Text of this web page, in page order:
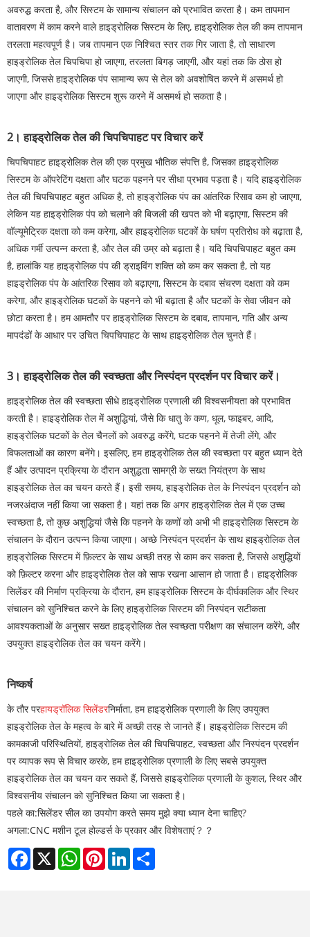
अवरुद्ध करता है, और सिस्टम के सामान्य संचालन को प्रभावित करता है। कम तापमान
वातावरण में काम करने वाले हाइड्रोलिक सिस्टम के लिए, हाइड्रोलिक तेल की कम तापमान
तरलता महत्वपूर्ण है। जब तापमान एक निश्चित स्तर तक गिर जाता है, तो साधारण
हाइड्रोलिक तेल चिपचिपा हो जाएगा, तरलता बिगड़ जाएगी, और यहां तक ​​कि ठोस हो
जाएगी, जिससे हाइड्रोलिक पंप सामान्य रूप से तेल को अवशोषित करने में असमर्थ हो
जाएगा और हाइड्रोलिक सिस्टम शुरू करने में असमर्थ हो सकता है।
2। हाइड्रोलिक तेल की चिपचिपाहट पर विचार करें
चिपचिपाहट हाइड्रोलिक तेल की एक प्रमुख भौतिक संपत्ति है, जिसका हाइड्रोलिक
सिस्टम के ऑपरेटिंग दक्षता और घटक पहनने पर सीधा प्रभाव पड़ता है। यदि हाइड्रोलिक
तेल की चिपचिपाहट बहुत अधिक है, तो हाइड्रोलिक पंप का आंतरिक रिसाव कम हो जाएगा,
लेकिन यह हाइड्रोलिक पंप को चलाने की बिजली की खपत को भी बढ़ाएगा, सिस्टम की
वॉल्यूमेट्रिक दक्षता को कम करेगा, और हाइड्रोलिक घटकों के घर्षण प्रतिरोध को बढ़ाता है,
अधिक गर्मी उत्पन्न करता है, और तेल की उम्र को बढ़ाता है। यदि चिपचिपाहट बहुत कम
है, हालांकि यह हाइड्रोलिक पंप की ड्राइविंग शक्ति को कम कर सकता है, तो यह
हाइड्रोलिक पंप के आंतरिक रिसाव को बढ़ाएगा, सिस्टम के दबाव संचरण दक्षता को कम
करेगा, और हाइड्रोलिक घटकों के पहनने को भी बढ़ाता है और घटकों के सेवा जीवन को
छोटा करता है। हम आमतौर पर हाइड्रोलिक सिस्टम के दबाव, तापमान, गति और अन्य
मापदंडों के आधार पर उचित चिपचिपाहट के साथ हाइड्रोलिक तेल चुनते हैं।
3। हाइड्रोलिक तेल की स्वच्छता और निस्पंदन प्रदर्शन पर विचार करें।
हाइड्रोलिक तेल की स्वच्छता सीधे हाइड्रोलिक प्रणाली की विश्वसनीयता को प्रभावित
करती है। हाइड्रोलिक तेल में अशुद्धियां, जैसे कि धातु के कण, धूल, फाइबर, आदि,
हाइड्रोलिक घटकों के तेल चैनलों को अवरुद्ध करेंगे, घटक पहनने में तेजी लेंगे, और
विफलताओं का कारण बनेंगे। इसलिए, हम हाइड्रोलिक तेल की स्वच्छता पर बहुत ध्यान देते
हैं और उत्पादन प्रक्रिया के दौरान अशुद्धता सामग्री के सख्त नियंत्रण के साथ
हाइड्रोलिक तेल का चयन करते हैं। इसी समय, हाइड्रोलिक तेल के निस्पंदन प्रदर्शन को
नजरअंदाज नहीं किया जा सकता है। यहां तक ​​कि अगर हाइड्रोलिक तेल में एक उच्च
स्वच्छता है, तो कुछ अशुद्धियां जैसे कि पहनने के कणों को अभी भी हाइड्रोलिक सिस्टम के
संचालन के दौरान उत्पन्न किया जाएगा। अच्छे निस्पंदन प्रदर्शन के साथ हाइड्रोलिक तेल
हाइड्रोलिक सिस्टम में फ़िल्टर के साथ अच्छी तरह से काम कर सकता है, जिससे अशुद्धियों
को फ़िल्टर करना और हाइड्रोलिक तेल को साफ रखना आसान हो जाता है। हाइड्रोलिक
सिलेंडर की निर्माण प्रक्रिया के दौरान, हम हाइड्रोलिक सिस्टम के दीर्घकालिक और स्थिर
संचालन को सुनिश्चित करने के लिए हाइड्रोलिक सिस्टम की निस्पंदन सटीकता
आवश्यकताओं के अनुसार सख्त हाइड्रोलिक तेल स्वच्छता परीक्षण का संचालन करेंगे, और
उपयुक्त हाइड्रोलिक तेल का चयन करेंगे।
निष्कर्ष
के तौर परहायड्रॉलिक सिलेंडरनिर्माता, हम हाइड्रोलिक प्रणाली के लिए उपयुक्त
हाइड्रोलिक तेल के महत्व के बारे में अच्छी तरह से जानते हैं। हाइड्रोलिक सिस्टम की
कामकाजी परिस्थितियों, हाइड्रोलिक तेल की चिपचिपाहट, स्वच्छता और निस्पंदन प्रदर्शन
पर व्यापक रूप से विचार करके, हम हाइड्रोलिक प्रणाली के लिए सबसे उपयुक्त
हाइड्रोलिक तेल का चयन कर सकते हैं, जिससे हाइड्रोलिक प्रणाली के कुशल, स्थिर और
विश्वसनीय संचालन को सुनिश्चित किया जा सकता है।
पहले का:सिलेंडर सील का उपयोग करते समय मुझे क्या ध्यान देना चाहिए?
अगला:CNC मशीन टूल होल्डर्स के प्रकार और विशेषताएं？？
Facebook
X WhatsAppPinterestLinkedIn